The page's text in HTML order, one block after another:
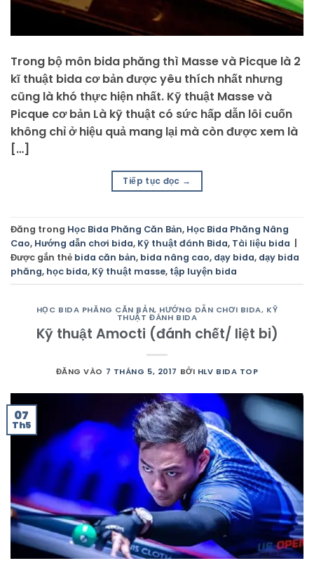
Trong bộ môn bida phăng thì Masse và Picque là 2
kĩ thuật bida cơ bản được yêu thích nhất nhưng
cũng là khó thực hiện nhất. Kỹ thuật Masse và
Picque cơ bản Là kỹ thuật có sức hấp dẫn lôi cuốn
không chỉ ở hiệu quả mang lại mà còn được xem là
[…]
Tiếp tục đọc →
Đăng trong Học Bida Phăng Căn Bản, Học Bida Phăng Nâng
Cao, Hướng dẫn chơi bida, Kỹ thuật đánh Bida, Tài liệu bida
Được gắn thẻ bida căn bản, bida nâng cao, dạy bida, dạy bida
phăng, học bida, Kỹ thuật masse, tập luyện bida
HỌC BIDA PHĂNG CĂN BẢN, HƯỚNG DẪN CHƠI BIDA, KỸ
THUẬT ĐÁNH BIDA
Kỹ thuật Amocti (đánh chết/ liệt bi)
ĐĂNG VÀO 7 THÁNG 5, 2017 BỞI HLV BIDA TOP
07
Th5